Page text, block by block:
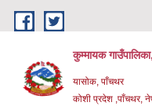
Skip to main content
कुम्मायक
यासोक, पाँचथर
कोशी प्रदेश ,पाँचथर,